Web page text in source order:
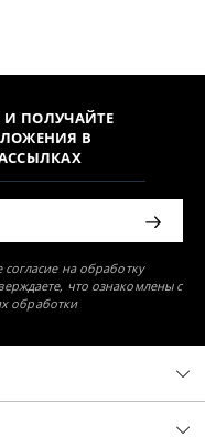
ПОЛУЧАЙТЕ
В
на обработку
что ознакомлены с
обработки